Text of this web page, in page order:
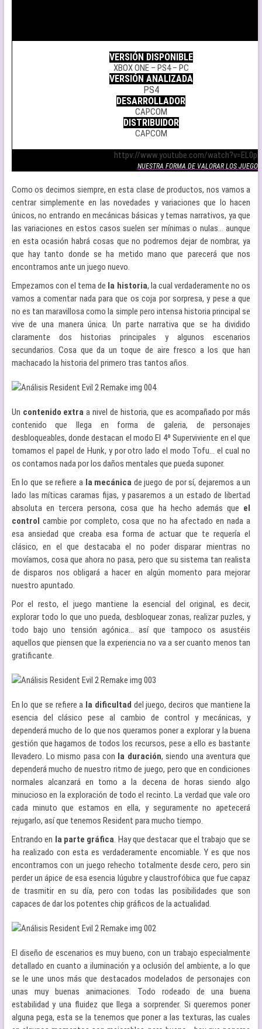
VERSIÓN DISPONIBLE
XBOX ONE – PS4 – PC
VERSIÓN ANALIZADA
PS4
DESARROLLADOR
CAPCOM
DISTRIBUIDOR
CAPCOM
httpv://www.youtube.com/
NUESTRA FORMA DE VALORAR LOS JUEGOS
Como os decimos siempre, en esta clase de productos, nos vamos a
centrar simplemente en las novedades y variaciones que lo hacen
únicos, no entrando en mecánicas básicas y temas narrativos, ya que
las variaciones en estos casos suelen ser mínimas o nulas… aunque
en esta ocasión habrá cosas que no podremos dejar de nombrar, ya
que hay tanto donde se ha metido mano que parecerá que nos
encontramos ante un juego nuevo.
Empezamos con el tema de la historia, la cual verdaderamente no os
vamos a comentar nada para que os coja por sorpresa, y pese a que
no es tan maravillosa como la simple pero intensa historia principal se
vive de una manera única. Un parte narrativa que se ha dividido
claramente dos historias principales y algunos escenarios
secundarios. Cosa que da un toque de aire fresco a los que han
machacado la historia del primero tras tantos años.
Un contenido extra a nivel de historia, que es acompañado por más
contenido que llega en forma de galeria, de personajes
desbloqueables, donde destacan el modo El 4º Superviviente en el que
tomamos el papel de Hunk, y por otro lado el modo Tofu… el cual no
os contamos nada por los daños mentales que pueda suponer.
En lo que se refiere a la mecánica de juego de por sí, dejaremos a un
lado las míticas caramas fijas, y pasaremos a un estado de libertad
absoluta en tercera persona, cosa que ha hecho además que el
control cambie por completo, cosa que no ha afectado en nada a
esa ansiedad que creaba esa forma de actuar que te requería el
clásico, en el que destacaba el no poder disparar mientras no
movíamos, cosa que ahora no pasa, pero que su sistema tan realista
de disparos nos obligará a hacer en algún momento para mejorar
nuestro apuntado.
Por el resto, el juego mantiene la esencial del original, es decir,
explorar todo lo que uno pueda, desbloquear zonas, realizar puzles, y
todo bajo uno tensión agónica… así que tampoco os asustéis
aquellos que piensen que la experiencia no va a ser cuanto menos tan
gratificante.
En lo que se refiere a la dificultad del juego, deciros que mantiene la
esencia del clásico pese al cambio de control y mecánicas, y
dependerá mucho de lo que nos queramos poner a explorar y la buena
gestión que hagamos de todos los recursos, pese a ello es bastante
llevadero. Lo mismo pasa con la duración, siendo una aventura que
dependerá mucho de nuestro ritmo de juego, pero que en condiciones
normales alcanzará en torno a la decena de horas siendo algo
minucioso en la exploración de todo el recinto. La verdad que vale oro
cada minuto que estamos en ella, y seguramente no apetecerá
rejugarlo, así que tenemos Resident para mucho tiempo.
Entrando en la parte gráfica. Hay que destacar que el trabajo que se
ha realizado con esta es verdaderamente encomiable. Y es que nos
encontramos con un juego rehecho totalmente desde cero, pero sin
perder un ápice de esa esencia lúgubre y claustrofóbica que fue capaz
de trasmitir en su día, pero con todas las posibilidades que son
capaces de dar los potentes chip gráficos de la actualidad.
El diseño de escenarios es muy bueno, con un trabajo especialmente
detallado en cuanto a iluminación y a oclusión del ambiente, a lo que
se le une unos más que destacados modelados de personajes con
unas muy buenas animaciones. Todo rodeado de una buena
estabilidad y una fluidez que llega a sorprender. Si queremos poner
alguna pega, esta se la tenemos que poner a las texturas, las cuales